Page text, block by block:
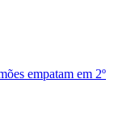
empatam em 2º